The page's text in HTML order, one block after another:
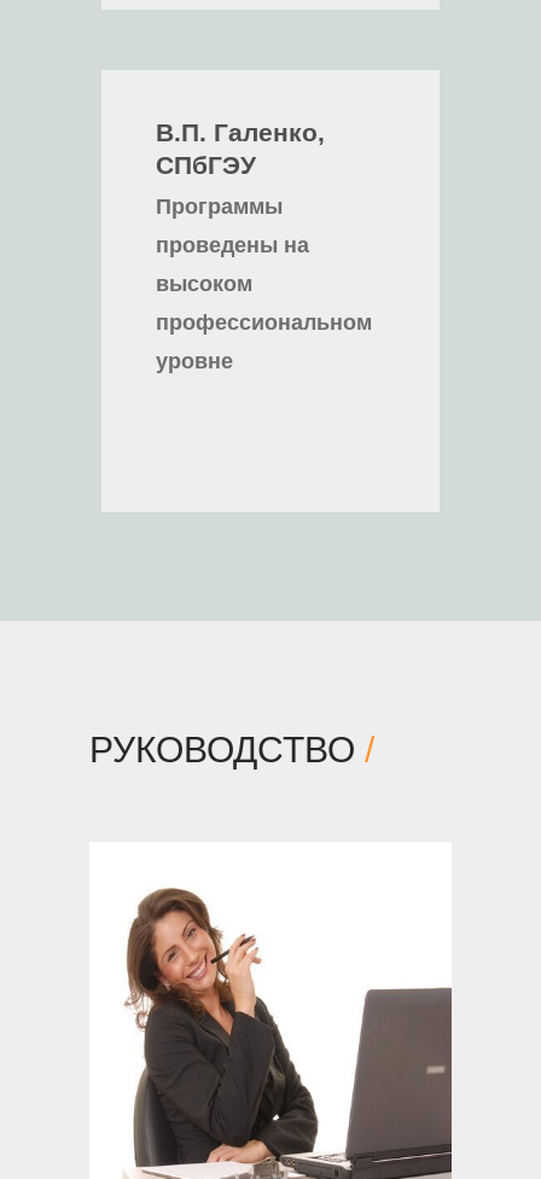
Программы
проведены на
высоком
профессиональном
уровне
В.П. Галенко,
СПбГЭУ
РУКОВОДСТВО /